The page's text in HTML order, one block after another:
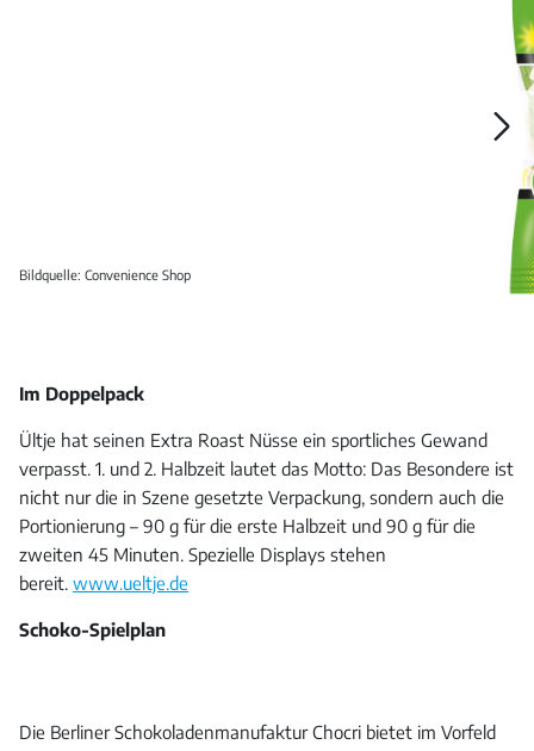
Bildquelle: Convenience Shop
Im Doppelpack
Ültje hat seinen Extra Roast Nüsse ein sportliches Gewand
verpasst. 1. und 2. Halbzeit lautet das Motto: Das Besondere ist
nicht nur die in Szene gesetzte Verpackung, sondern auch die
Portionierung – 90 g für die erste Halbzeit und 90 g für die
zweiten 45 Minuten. Spezielle Displays stehen
bereit. www.ueltje.de
Schoko-Spielplan
Die Berliner Schokoladenmanufaktur Chocri bietet im Vorfeld